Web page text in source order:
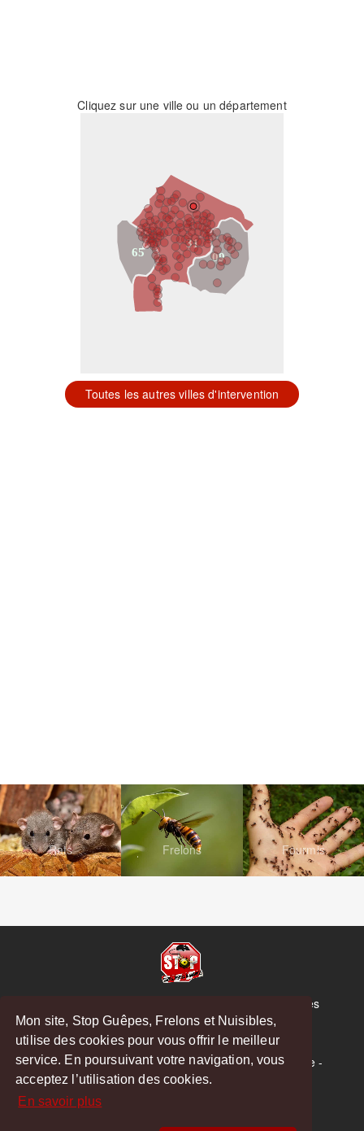
Mon site, Stop Guêpes, Frelons et Nuisibles,
utilise des cookies pour vous offrir le meilleur
service. En poursuivant votre navigation, vous
acceptez l’utilisation des cookies.
En savoir plus
Cliquez sur une ville ou un département
31
09
65
Toutes les autres villes d'intervention
Rats Frelons Fourmis
© Copyright 2026 Stop Guêpes, Frelons et Nuisibles
Mentions légales
Créé parMattWeb
Saint-Gaudens-Saint-Girons-Boulogne-sur-Gesse-
Montréjeau